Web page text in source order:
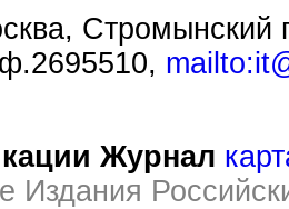
Стромынский
Журнал
Издания